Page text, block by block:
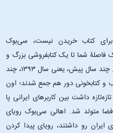
برای کتاب خریدن نیست، سی‌بوک
فاصلۀ شما تا یک کتابفروشی بزرگ و
پروپیمون تنها به اندازۀ یک کلیک شده. چند سال پیش، یعنی سال ۱۳۹۳، چند
و کتابخونی دور هم جمع شدند؛ اون‌
داشت بین کاربرهای ایرانی پا
متولد شد. اهالی سی‌بوک رویای
رو داشتند، رویای پیدا کردن